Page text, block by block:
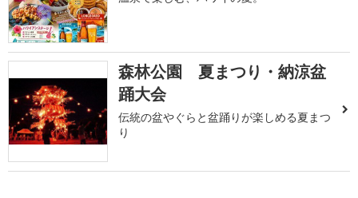
森林公園 夏まつり・納涼盆
踊大会
伝統の盆やぐらと盆踊りが楽しめる夏まつ
り